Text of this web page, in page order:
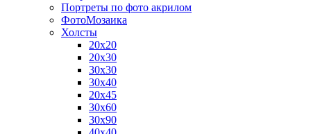
Портреты по фото акрилом
ФотоМозаика
Холсты
20х20
20х30
30х30
30х40
20х45
30х60
30х90